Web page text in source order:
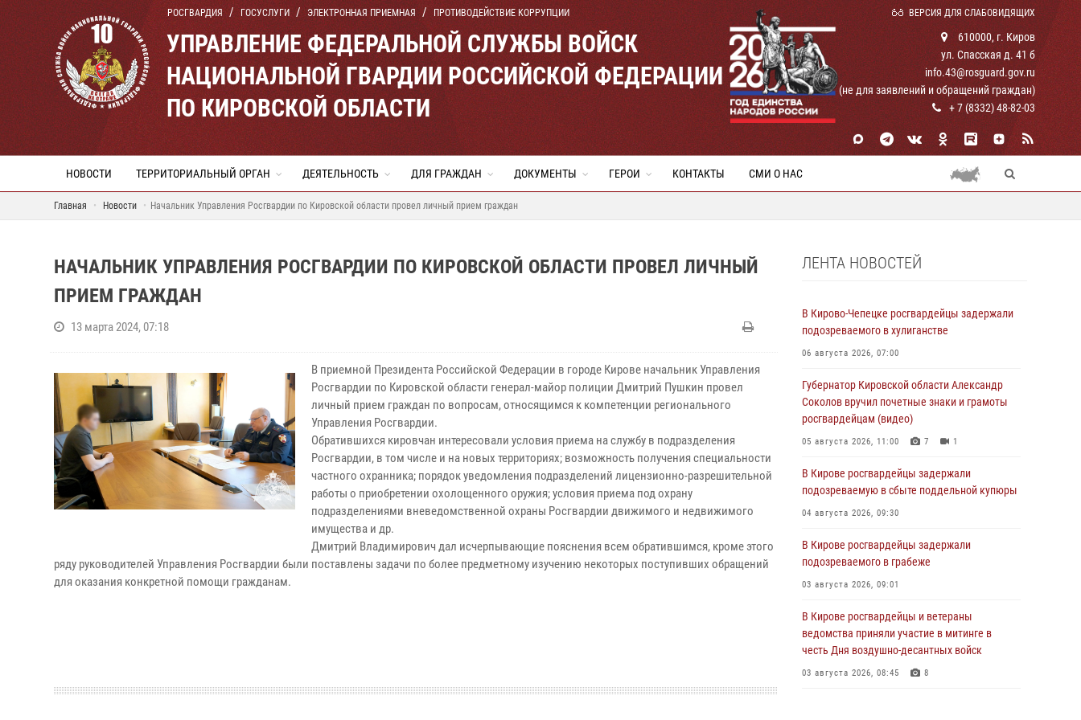
РОСГВАРДИЯ ГОСУСЛУГИ ЭЛЕКТРОННАЯ ПРИЕМНАЯ ПРОТИВОДЕЙСТВИЕ КОРРУПЦИИ ВЕРСИЯ ДЛЯ СЛАБОВИДЯЩИХ
УПРАВЛЕНИЕ ФЕДЕРАЛЬНОЙ СЛУЖБЫ ВОЙСК
НАЦИОНАЛЬНОЙ ГВАРДИИ РОССИЙСКОЙ ФЕДЕРАЦИИ
ПО КИРОВСКОЙ ОБЛАСТИ
610000, г. Киров
ул. Спасская д. 41 б
info.43@rosguard.gov.ru
(не для заявлений и обращений граждан)
+ 7 (8332) 48-82-03
НОВОСТИ ТЕРРИТОРИАЛЬНЫЙ ОРГАН ДЕЯТЕЛЬНОСТЬ ДЛЯ ГРАЖДАН ДОКУМЕНТЫ ГЕРОИ КОНТАКТЫ СМИ О НАС
Главная Новости Начальник Управления Росгвардии по Кировской области провел личный прием граждан
НАЧАЛЬНИК УПРАВЛЕНИЯ РОСГВАРДИИ ПО КИРОВСКОЙ ОБЛАСТИ ПРОВЕЛ ЛИЧНЫЙ
ПРИЕМ ГРАЖДАН
13 марта 2024, 07:18
В приемной Президента Российской Федерации в городе Кирове начальник Управления
Росгвардии по Кировской области генерал-майор полиции Дмитрий Пушкин провел
личный прием граждан по вопросам, относящимся к компетенции регионального
Управления Росгвардии.
Обратившихся кировчан интересовали условия приема на службу в подразделения
Росгвардии, в том числе и на новых территориях; возможность получения специальности
частного охранника; порядок уведомления подразделений лицензионно-разрешительной
работы о приобретении охолощенного оружия; условия приема под охрану
подразделениями вневедомственной охраны Росгвардии движимого и недвижимого
имущества и др.
Дмитрий Владимирович дал исчерпывающие пояснения всем обратившимся, кроме этого
ряду руководителей Управления Росгвардии были поставлены задачи по более предметному изучению некоторых поступивших обращений
для оказания конкретной помощи гражданам.
ЛЕНТА НОВОСТЕЙ
В Кирово-Чепецке росгвардейцы задержали
подозреваемого в хулиганстве
06 августа 2026, 07:00
Губернатор Кировской области Александр
Соколов вручил почетные знаки и грамоты
росгвардейцам (видео)
05 августа 2026, 11:00 7 1
В Кирове росгвардейцы задержали
подозреваемую в сбыте поддельной купюры
04 августа 2026, 09:30
В Кирове росгвардейцы задержали
подозреваемого в грабеже
03 августа 2026, 09:01
В Кирове росгвардейцы и ветераны
ведомства приняли участие в митинге в
честь Дня воздушно-десантных войск
03 августа 2026, 08:45 8